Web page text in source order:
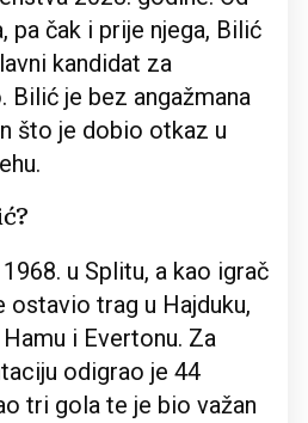
pa čak i prije njega, Bilić
kandidat za
je bez angažmana
što je dobio otkaz u
u Splitu, a kao igrač
ostavio trag u Hajduku,
i Evertonu. Za
odigrao je 44
tri gola te je bio važan